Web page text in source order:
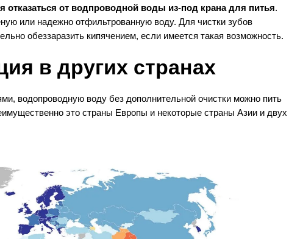
отказаться от водпроводной воды из-под крана для питья.
или надежно отфильтрованную воду. Для чистки зубов
обеззаразить кипячением, если имеется такая возможность.
в других странах
водопроводную воду без дополнительной очистки можно пить
это страны Европы и некоторые страны Азии и двух